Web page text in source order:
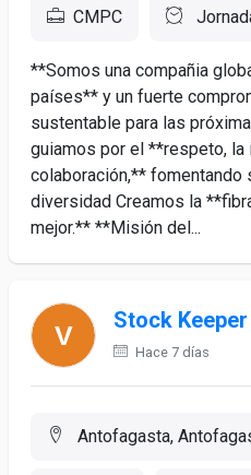
CMPC
**Somos una compañia
países** y un fuerte
sustentable para las
guiamos por el **respeto, la
colaboración,** fomentando
diversidad Creamos la
mejor.** **Misión del...
Stock Keeper
Hace 7 días
Antofagasta,